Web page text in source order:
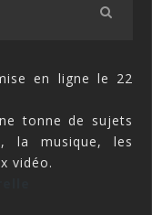
en ligne le 22
tonne de sujets
la musique, les
vidéo.